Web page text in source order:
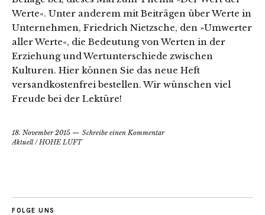
Werte«. Unter anderem mit Beiträgen über Werte in
Unternehmen, Friedrich Nietzsche, den »Umwerter
aller Werte«, die Bedeutung von Werten in der
Erziehung und Wertunterschiede zwischen
Kulturen. Hier können Sie das neue Heft
versandkostenfrei bestellen. Wir wünschen viel
Freude bei der Lektüre!
18. November 2015
Schreibe einen Kommentar
Aktuell/HOHE LUFT
FOLGE UNS